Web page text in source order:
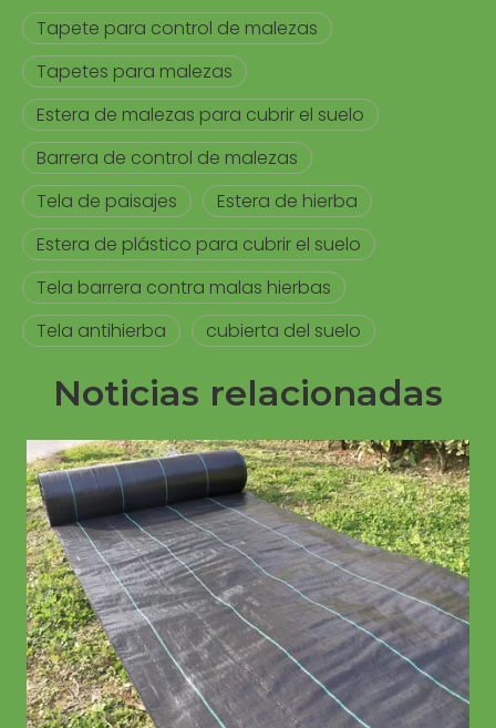
Tapete para control de malezas
Tapetes para malezas
Estera de malezas para cubrir el suelo
Barrera de control de malezas
Tela de paisajes
Estera de hierba
Estera de plástico para cubrir el suelo
Tela barrera contra malas hierbas
Tela antihierba
cubierta del suelo
Noticias relacionadas